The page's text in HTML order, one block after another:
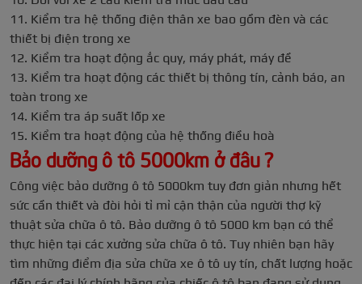
11. Kiểm tra hệ thống điện thân xe bao gồm đèn và các
thiết bị điện trong xe
12. Kiểm tra hoạt động ắc quy, máy phát, máy đề
13. Kiểm tra hoạt động các thiết bị thông tín, cảnh báo, an
toàn trong xe
14. Kiểm tra áp suất lốp xe
15. Kiểm tra hoạt động của hệ thống điều hoà
Bảo dưỡng ô tô 5000km ở đâu ?
Công việc bảo dưỡng ô tô 5000km tuy đơn giản nhưng hết
sức cần thiết và đòi hỏi tỉ mỉ cận thận của người thợ kỹ
thuật sửa chữa ô tô. Bảo dưỡng ô tô 5000 km bạn có thể
thực hiện tại các xưởng sửa chữa ô tô. Tuy nhiên bạn hãy
tìm những điểm địa sửa chữa xe ô tô uy tín, chất lượng hoặc